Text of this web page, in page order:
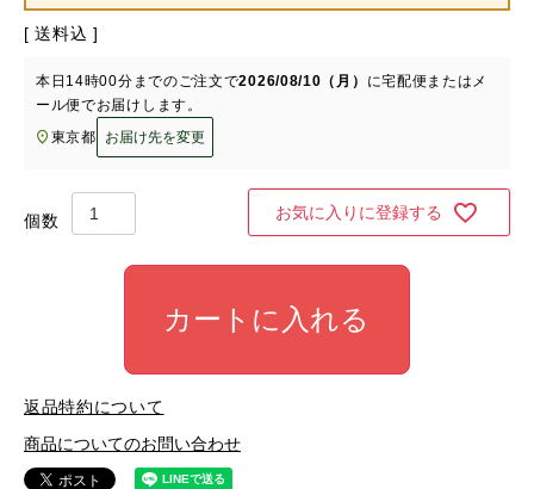
送料込
本日 14時00分 までのご注文で2026/08/10（月） に宅配便またはメ
ール便でお届けします。
東京都
お届け先を変更
お気に入りに登録する
カートに入れる
返品特約について
商品についてのお問い合わせ